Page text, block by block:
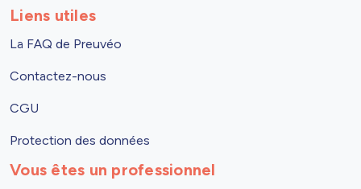
Liens utiles
La FAQ de Preuvéo
Contactez-nous
CGU
Protection des données
Vous êtes un professionnel